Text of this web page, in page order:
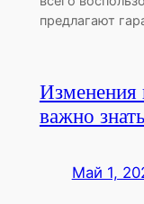
предлагают
важно знать
Май 1,